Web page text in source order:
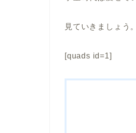
見ていきましょう。
[quads id=1]